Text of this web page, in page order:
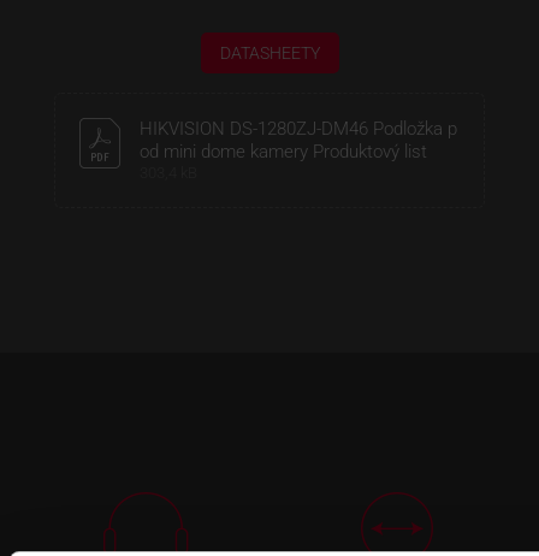
DATASHEETY
HIKVISION DS-1280ZJ-DM46 Podložka p
od mini dome kamery Produktový list